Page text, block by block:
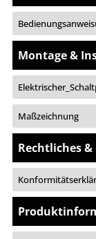
Montage &
Maßzeichnung
Rechtliches